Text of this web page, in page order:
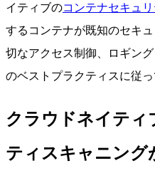
イティブのコンテナセキュ
するコンテナが既知のセキ
切なアクセス制御、ロギン
のベストプラクティスに従
クラウドネイティ
ティスキャニング